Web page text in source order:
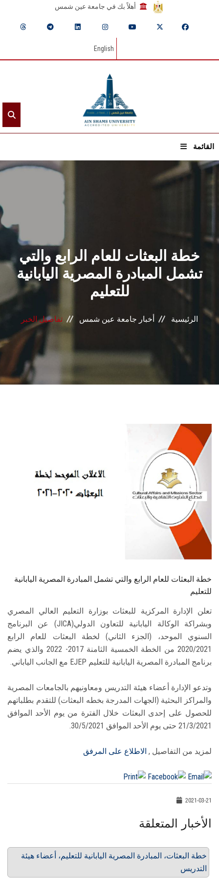
أهلاً بك في جامعة عين شمس
English
القائمة
الرئيسيـة
القطاعـات
الشئون الأكاديمية
البحث العلمي
المراكز والوحدات
الأنظمة الذكية
هيئة التدريس
الدراسات العليا
الزائـرون
سجل الان
خطة البعثات للعام الرابع والتي
تشمل المبادرة المصرية اليابانية
للتعليم
الرئيسية أخبار جامعة عين شمس تفاصيل الخبر
خطة البعثات للعام الرابع والتي تشمل المبادرة المصرية اليابانية
للتعليم
تعلن الإدارة المركزية للبعثات بوزارة التعليم العالي المصري
وبشراكة الوكالة اليابانية للتعاون الدولي(JICA) عن البرنامج
السنوي الموحد، (الجزء الثاني) لخطة البعثات للعام الرابع
2020/2021 من الخطة الخمسية الثامنة 2017- 2022 والذي يضم
برنامج المبادرة المصرية اليابانية للتعليم EJEP مع الجانب الياباني.
وتدعو الإدارة أعضاء هيئة التدريس ومعاونيهم بالجامعات المصرية
والمراكز البحثية (الجهات المدرجة بخطه البعثات) للتقدم بطلباتهم
للحصول على إحدى البعثات خلال الفترة من يوم الأحد الموافق
21/3/2021 حتى يوم الأحد الموافق 30/5/2021.
لمزيد من التفاصيل , الاطلاع على المرفق
2021-03-21
الأخبار المتعلقة
خطة البعثات، المبادرة المصرية اليابانية للتعليم، أعضاء هيئة
التدريس